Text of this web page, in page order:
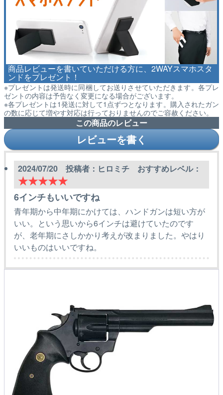
商品レビューを書いていただける方に、2WAYスマホスタ
ンドをプレゼント！
※プレゼントは発送時に同梱してお送りさせていただきます。各プレ
ゼントの内容は予告なく変更になる場合がございます。
※各プレゼントは1発送に対して1点ずつとなります。購入されたガン
の数に応じて増やす対応は行っておりませんのでご容赦ください。
この商品のレビュー
レビューを書く
2024/07/20 投稿者：ヒロミチ おすすめレベル：
★★★★★
6インチもいいですね
青年期から中年期にかけては、ハンドガンは短い方が
いい。という思いから6インチは避けていたのです
が、老年期にさしかかり考えが改まりました。やはり
いいものはいいですね。